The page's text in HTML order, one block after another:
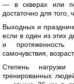
— в скверах или
достаточно для того,
Выходных и
если в один из этих
и протяженность
самочувствия,
Степень
тренированных